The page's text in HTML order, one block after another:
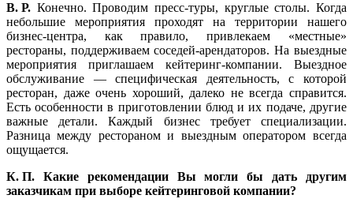
В. Р. Конечно. Проводим пресс-туры, круглые столы. Когда
небольшие мероприятия проходят на территории нашего
бизнес-центра, как правило, привлекаем «местные»
рестораны, поддерживаем соседей-арендаторов. На выездные
мероприятия приглашаем кейтеринг-компании. Выездное
обслуживание — специфическая деятельность, с которой
ресторан, даже очень хороший, далеко не всегда справится.
Есть особенности в приготовлении блюд и их подаче, другие
важные детали. Каждый бизнес требует специализации.
Разница между рестораном и выездным оператором всегда
ощущается.
К. П. Какие рекомендации Вы могли бы дать другим
заказчикам при выборе кейтеринговой компании?